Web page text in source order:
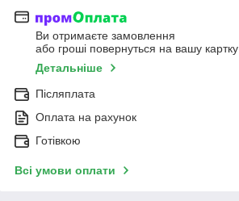
Ви отримаєте замовлення
або гроші повернуться на вашу картку
Детальніше
Післяплата
Оплата на рахунок
Готівкою
Всі умови оплати